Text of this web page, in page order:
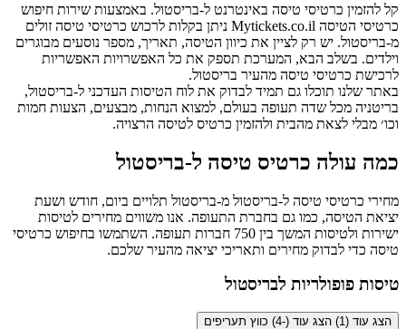
קל להזמין כרטיסי טיסה באינטרנט ל-בריסטול. באמצעות שירות חיפוש
כרטיסי הטיסה Mytickets.co.il ניתן בקלות לרכוש כרטיסי טיסה זולים
מ-בריסטול. יש רק לציין את כיוון הטיסה, תאריך, מספר נוסעים מבוגרים
וילדים. בשלב הבא, המערכת תספק את כל האפשרויות האפשריות
לרכישת כרטיסי טיסה מהעיר בריסטול.
באתר שלנו תוכלו גם תמיד לבדוק את לוח הטיסות העדכני ל-בריסטול,
בריטניה מכל שדה תעופה בעולם, למצוא הנחות, מבצעים, הצעות חמות
וכו׳ מבלי לצאת מהבית ולהזמין כרטיס לטיסה הרצויה.
כמה עולה כרטיס טיסה ל-בריסטול
מחירי כרטיסי טיסה ל-בריסטול מ-בריסטול תלויים ביום, חודש ושעת
יציאת הטיסה, כמו גם בחברת התעופה. אנו משווים מחירים לטיסות
ישירות ולטיסות המשך בין 750 חברות תעופה. השתמשו בחיפוש כרטיסי
טיסה כדי לבדוק מחירים ותאריכי יציאה מהעיר שלכם.
טיסות פופולריות לבריסטול
הצג עוד (1) הצג עוד (-4) כווץ תעריפים